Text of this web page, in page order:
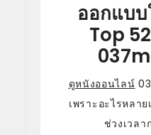
ออกแบ
Top
ดูหนังออนไลน์
เพราะอะไรหลา
ช่วงเวล